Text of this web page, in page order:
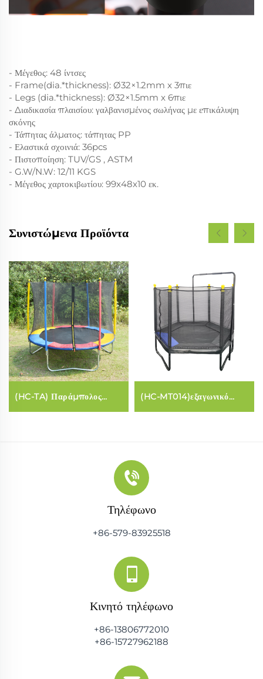
- Μέγεθος: 48 ίντσες
- Frame(dia.*thickness): Ø32×1.2mm x 3πιε
- Legs (dia.*thickness): Ø32×1.5mm x 6πιε
- Διαδικασία πλαισίου: γαλβανισμένος σωλήνας με επικάλυψη
σκόνης
- Τάπητας άλματος: τάπητας PP
- Ελαστικά σχοινιά: 36pcs
- Πιστοποίηση: TUV/GS , ASTM
- G.W/N.W: 12/11 KGS
- Μέγεθος χαρτοκιβωτίου: 99x48x10 εκ.
Συνιστώμενα Προϊόντα
(HC-TA) Παράμπολος
(κοινή στυλ)
(HC-MT014)εξαγωνικό
ποδοσφαίρισμα για παιδιά
Τηλέφωνο
+86-579-83925518
Κινητό τηλέφωνο
+86-13806772010
+86-15727962188